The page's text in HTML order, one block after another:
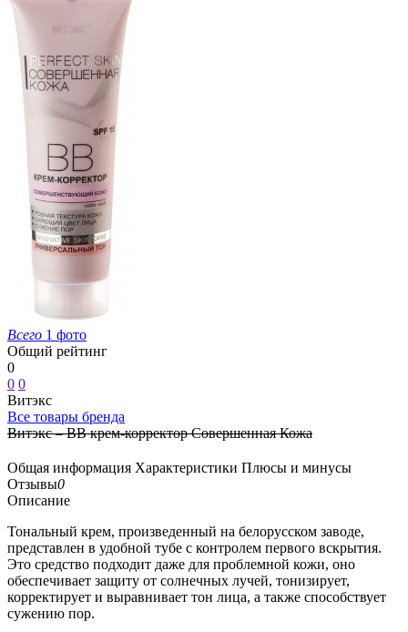
Всего 1 фото
Общий рейтинг
0
0 0
Витэкс
Все товары бренда
Витэкс – ВВ крем-корректор Совершенная Кожа
Общая информация Характеристики Плюсы и минусы
Отзывы0
Описание
Тональный крем, произведенный на белорусском заводе,
представлен в удобной тубе с контролем первого вскрытия.
Это средство подходит даже для проблемной кожи, оно
обеспечивает защиту от солнечных лучей, тонизирует,
корректирует и выравнивает тон лица, а также способствует
сужению пор.